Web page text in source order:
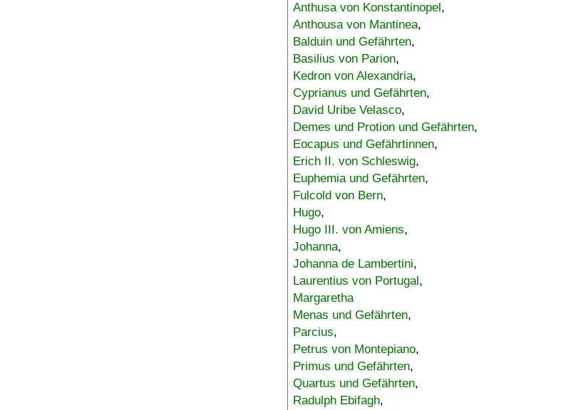
Anthusa von Konstantinopel,
Anthousa von Mantinea,
Balduin und Gefährten,
Basilius von Parion,
Kedron von Alexandria,
Cyprianus und Gefährten,
David Uribe Velasco,
Demes und Protion und Gefährten,
Eocapus und Gefährtinnen,
Erich II. von Schleswig,
Euphemia und Gefährten,
Fulcold von Bern,
Hugo,
Hugo III. von Amiens,
Johanna,
Johanna de Lambertini,
Laurentius von Portugal,
Margaretha
Menas und Gefährten,
Parcius,
Petrus von Montepiano,
Primus und Gefährten,
Quartus und Gefährten,
Radulph Ebifagh,